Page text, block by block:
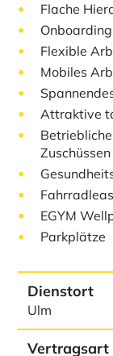
Flache
Flexible
Mobiles
Attraktive
Zuschüssen
EGYM
Parkplätze
Dienstort
Ulm
Vertragsart